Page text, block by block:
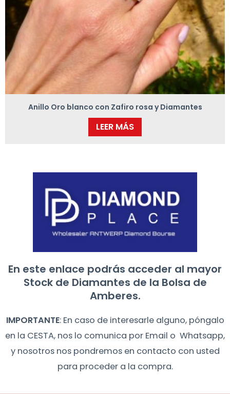
Anillo Oro blanco con Zafiro rosa y Diamantes
LEER MÁS
En este enlace podrás acceder al mayor
Stock de Diamantes de la Bolsa de
Amberes.
IMPORTANTE: En caso de interesarle alguno, póngalo
en la CESTA, nos lo comunica por Email o Whatsapp,
y nosotros nos pondremos en contacto con usted
para proceder a la compra.